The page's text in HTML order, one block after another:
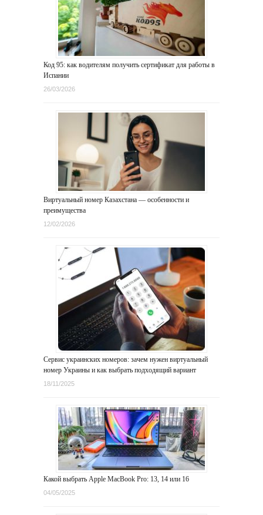
Код 95: как водителям получить сертификат для работы в
Испании
26/03/2026
Виртуальный номер Казахстана — особенности и
преимущества
12/02/2026
Сервис украинских номеров: зачем нужен виртуальный
номер Украины и как выбрать подходящий вариант
18/11/2025
Какой выбрать Apple MacBook Pro: 13, 14 или 16
04/05/2025